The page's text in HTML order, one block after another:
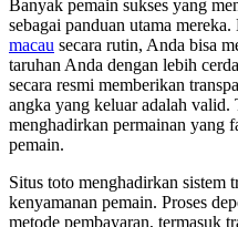
Banyak pemain sukses yang
sebagai panduan utama
macau secara rutin, Anda bisa
taruhan Anda dengan lebih
secara resmi memberikan
angka yang keluar adalah
menghadirkan permainan yang
pemain.
Situs toto menghadirkan sistem
kenyamanan pemain. Proses
metode pembayaran, termasuk